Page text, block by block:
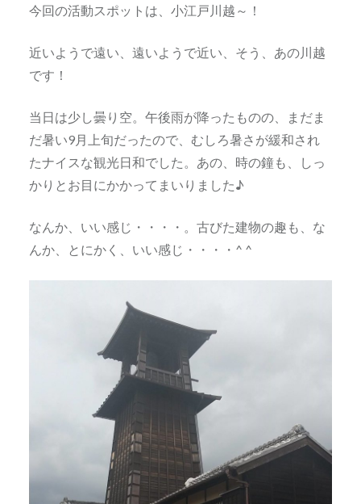
今回の活動スポットは、小江戸川越～！
近いようで遠い、遠いようで近い、そう、あの川越
です！
当日は少し曇り空。午後雨が降ったものの、まだま
だ暑い9月上旬だったので、むしろ暑さが緩和され
たナイスな観光日和でした。あの、時の鐘も、しっ
かりとお目にかかってまいりました♪
なんか、いい感じ・・・・。古びた建物の趣も、な
んか、とにかく、いい感じ・・・・^ ^